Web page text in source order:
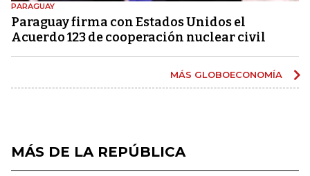
PARAGUAY
Paraguay firma con Estados Unidos el
Acuerdo 123 de cooperación nuclear civil
MÁS GLOBOECONOMÍA
MÁS DE LA REPÚBLICA